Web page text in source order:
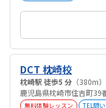
DCT 枕崎校
枕崎駅 徒歩5 分 （380m）
鹿児島県枕崎市住吉町39
無料体験レッスン TEL問